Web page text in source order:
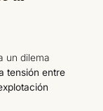
un dilema
tensión entre